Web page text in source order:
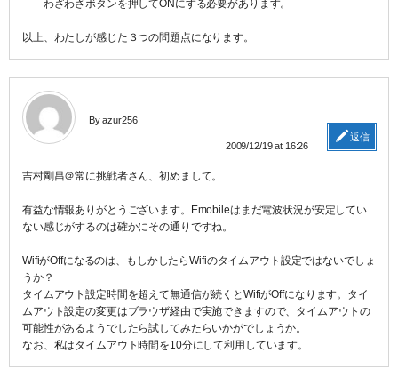
わざわざボタンを押してONにする必要があります。
以上、わたしが感じた３つの問題点になります。
By azur256
2009/12/19 at 16:26
返信
吉村剛昌＠常に挑戦者さん、初めまして。
有益な情報ありがとうございます。Emobileはまだ電波状況が安定してい
ない感じがするのは確かにその通りですね。
WifiがOffになるのは、もしかしたらWifiのタイムアウト設定ではないでしょ
うか？
タイムアウト設定時間を超えて無通信が続くとWifiがOffになります。タイ
ムアウト設定の変更はブラウザ経由で実施できますので、タイムアウトの
可能性があるようでしたら試してみたらいかがでしょうか。
なお、私はタイムアウト時間を10分にして利用しています。